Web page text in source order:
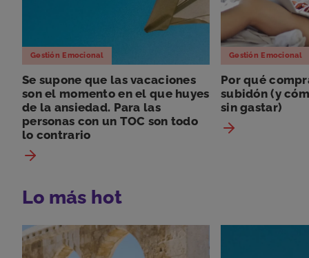
Gestión Emocional
Se supone que las vacaciones
son el momento en el que huyes
de la ansiedad. Para las
personas con un TOC son todo
lo contrario
Gestión Emocional
Por qué
subidón (y
sin gastar)
Lo más hot